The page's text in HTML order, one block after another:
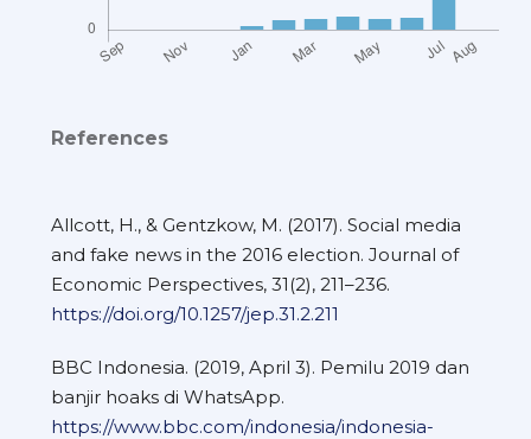
References
Allcott, H., & Gentzkow, M. (2017). Social media
and fake news in the 2016 election. Journal of
Economic Perspectives, 31(2), 211–236.
https://doi.org/10.1257/jep.31.2.211
BBC Indonesia. (2019, April 3). Pemilu 2019 dan
banjir hoaks di WhatsApp.
https://www.bbc.com/indonesia/indonesia-